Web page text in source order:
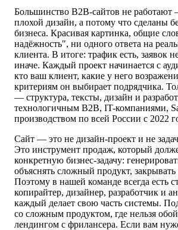
Большинство B2B-сайтов не
плохой дизайн, а потому что сделаны
бизнеса. Красивая картинка, общие
надёжность", ни одного ответа на
клиента. В итоге: трафик есть, заявок
иначе. Каждый проект начинается с
кто ваш клиент, какие у него
критериям он выбирает подрядчика.
— структура, тексты, дизайн и
технологичным B2B, IT-компаниями,
производством по всей России с 2022
Сайт — это не дизайн-проект и не
Это инструмент продаж, который
конкретную бизнес-задачу:
объяснять сложный продукт,
Поэтому в нашей команде всегда есть
копирайтер, дизайнер, разработчик и
каждый делает свою часть системы.
со сложным продуктом, где нельзя
лендингом с фрилансера. Если вам